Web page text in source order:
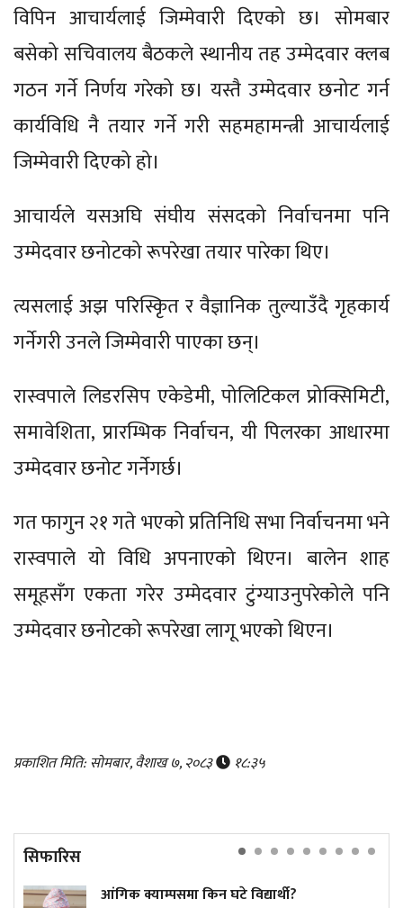
विपिन आचार्यलाई जिम्मेवारी दिएको छ। सोमबार
बसेको सचिवालय बैठकले स्थानीय तह उम्मेदवार क्लब
गठन गर्ने निर्णय गरेको छ। यस्तै उम्मेदवार छनोट गर्न
कार्यविधि नै तयार गर्ने गरी सहमहामन्त्री आचार्यलाई
जिम्मेवारी दिएको हो।
आचार्यले यसअघि संघीय संसदको निर्वाचनमा पनि
उम्मेदवार छनोटको रूपरेखा तयार पारेका थिए।
त्यसलाई अझ परिस्किृत र वैज्ञानिक तुल्याउँदै गृहकार्य
गर्नेगरी उनले जिम्मेवारी पाएका छन्।
रास्वपाले लिडरसिप एकेडेमी, पोलिटिकल प्रोक्सिमिटी,
समावेशिता, प्रारम्भिक निर्वाचन, यी पिलरका आधारमा
उम्मेदवार छनोट गर्नेगर्छ।
गत फागुन २१ गते भएको प्रतिनिधि सभा निर्वाचनमा भने
रास्वपाले यो विधि अपनाएको थिएन। बालेन शाह
समूहसँग एकता गरेर उम्मेदवार टुंग्याउनुपरेकोले पनि
उम्मेदवार छनोटको रूपरेखा लागू भएको थिएन।
प्रकाशित मिति: सोमबार, वैशाख ७, २०८३ १८:३५
सिफारिस
आंगिक क्याम्पसमा किन घटे विद्यार्थी?